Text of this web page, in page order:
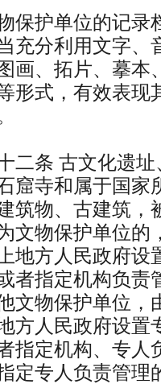
护单位的记录
充分利用文字、
画、拓片、摹本
形式，有效表现
条 古文化遗址
窟寺和属于国家
筑物、古建筑，
文物保护单位的
地方人民政府设
者指定机构负责
文物保护单位，
方人民政府设置
指定机构、专人
定专人负责管理